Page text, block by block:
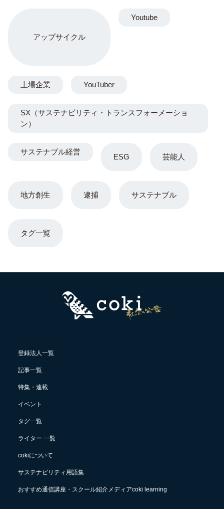
アップサイクル
ESG 芸能人
地方創生 逮捕 サステナブル
Youtube
上場企業 YouTuber
SX（サステナビリティ・トランスフォーメーショ
ン）
サステナブル経営
タグ一覧
登録法人一覧
記事一覧
特集・連載
イベント
タグ一覧
ライター 一覧
cokiについて
サステナビリティ用語集
おすすめ通信講座・スクール紹介メディアcoki learning